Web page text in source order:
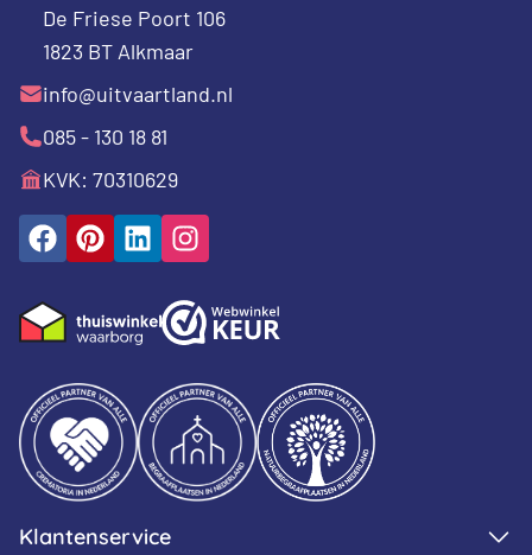
De Friese Poort 106
1823 BT Alkmaar
info@uitvaartland.nl
085 - 130 18 81
KVK: 70310629
Klantenservice